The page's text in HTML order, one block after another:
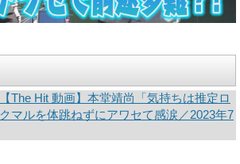
【The Hit 動画】本堂靖尚「気持ちは推定ロ
クマルを体跳ねずにアワセて感涙／2023年7